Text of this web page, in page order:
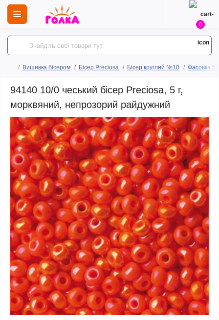
0
Вишивка бісером Бісер Preciosa Бісер круглий №10 Фасовка 5
94140 10/0 чеський бісер Preciosa, 5 г,
морквяний, непрозорий райдужний